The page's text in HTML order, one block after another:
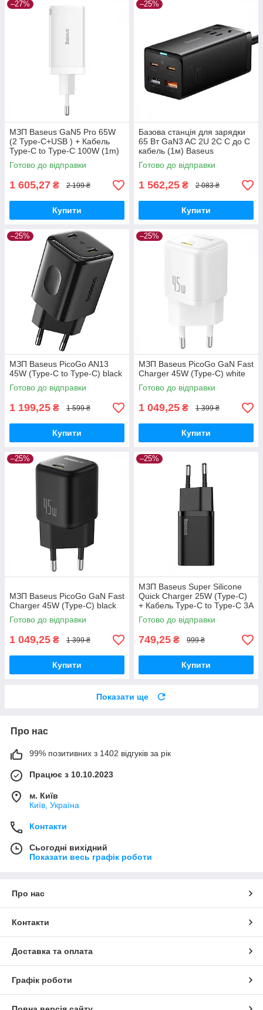
–27%
МЗП Baseus GaN5 Pro 65W
(2 Type-С+USB ) + Кабель
Type-C to Type-C 100W (1m)
white
Готово до відправки
1 605,27 ₴ 2 199 ₴
Купити
–25%
Базова станція для зарядки
65 Вт GaN3 AC 2U 2C C до C
кабель (1м) Baseus
(PSZM000001) Чорний
Готово до відправки
1 562,25 ₴ 2 083 ₴
Купити
–25%
МЗП Baseus PicoGo AN13
45W (Type-C to Type-C) black
Готово до відправки
1 199,25 ₴ 1 599 ₴
Купити
–25%
МЗП Baseus PicoGo GaN Fast
Charger 45W (Type-C) white
Готово до відправки
1 049,25 ₴ 1 399 ₴
Купити
–25%
МЗП Baseus PicoGo GaN Fast
Charger 45W (Type-C) black
Готово до відправки
1 049,25 ₴ 1 399 ₴
Купити
–25%
МЗП Baseus Super Silicone
Quick Charger 25W (Type-C)
+ Кабель Type-C to Type-C 3A
(1m) black
Готово до відправки
749,25 ₴ 999 ₴
Купити
Показати ще
Про нас
99% позитивних з 1402 відгуків за рік
Працює з 10.10.2023
м. Київ
Київ, Україна
Контакти
Сьогодні вихідний
Показати весь графік роботи
Про нас
Контакти
Доставка та оплата
Графік роботи